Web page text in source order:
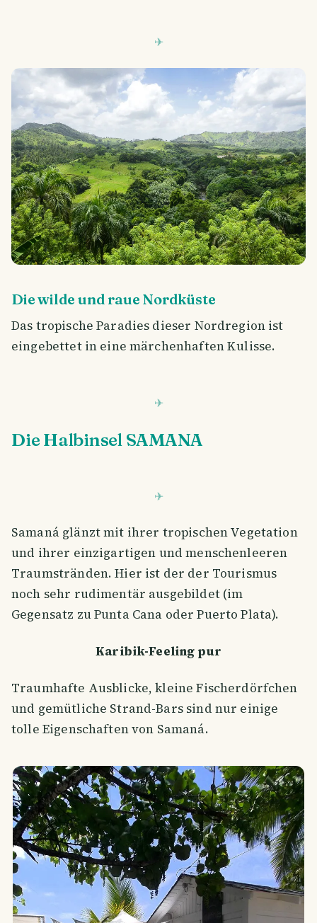
Die wilde und raue Nordküste
Das tropische Paradies dieser Nordregion ist
eingebettet in eine märchenhaften Kulisse.
Die Halbinsel SAMANA
Samaná glänzt mit ihrer tropischen Vegetation
und ihrer einzigartigen und menschenleeren
Traumstränden. Hier ist der der Tourismus
noch sehr rudimentär ausgebildet (im
Gegensatz zu Punta Cana oder Puerto Plata).
Karibik-Feeling pur
Traumhafte Ausblicke, kleine Fischerdörfchen
und gemütliche Strand-Bars sind nur einige
tolle Eigenschaften von Samaná.